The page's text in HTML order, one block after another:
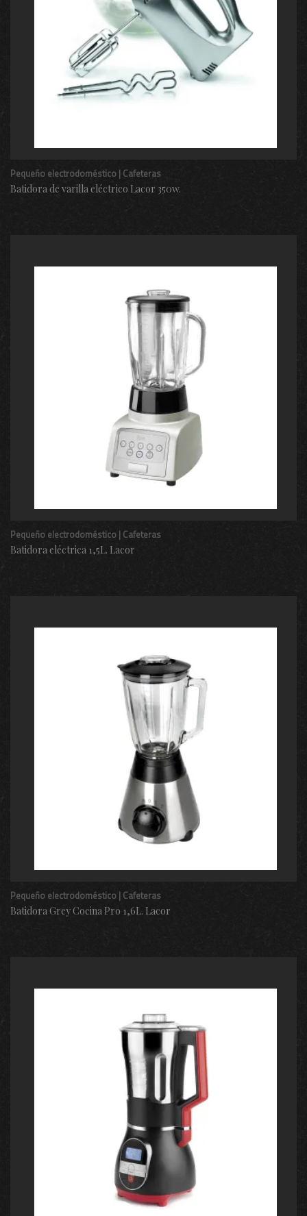
Pequeño electrodoméstico | Cafeteras
Batidora de varilla eléctrico Lacor 350w.
Pequeño electrodoméstico | Cafeteras
Batidora eléctrica 1,5L. Lacor
Pequeño electrodoméstico | Cafeteras
Batidora Grey Cocina Pro 1,6L. Lacor